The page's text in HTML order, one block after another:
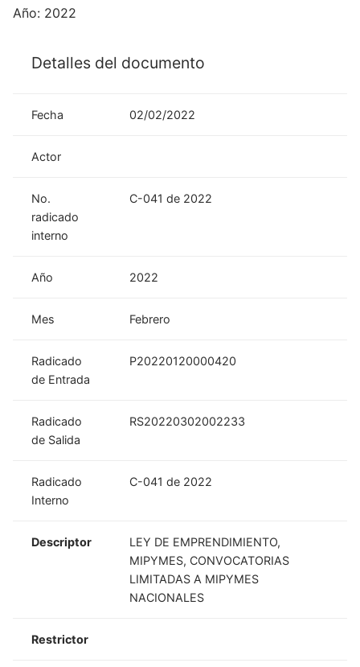
Año: 2022
Detalles del documento
Fecha 02/02/2022
Actor
No.
radicado
interno
C-041 de 2022
Año 2022
Mes Febrero
Radicado
de Entrada
P20220120000420
Radicado
de Salida
RS20220302002233
Radicado
Interno
C-041 de 2022
Descriptor
LEY DE EMPRENDIMIENTO,
MIPYMES, CONVOCATORIAS
LIMITADAS A MIPYMES
NACIONALES
Restrictor